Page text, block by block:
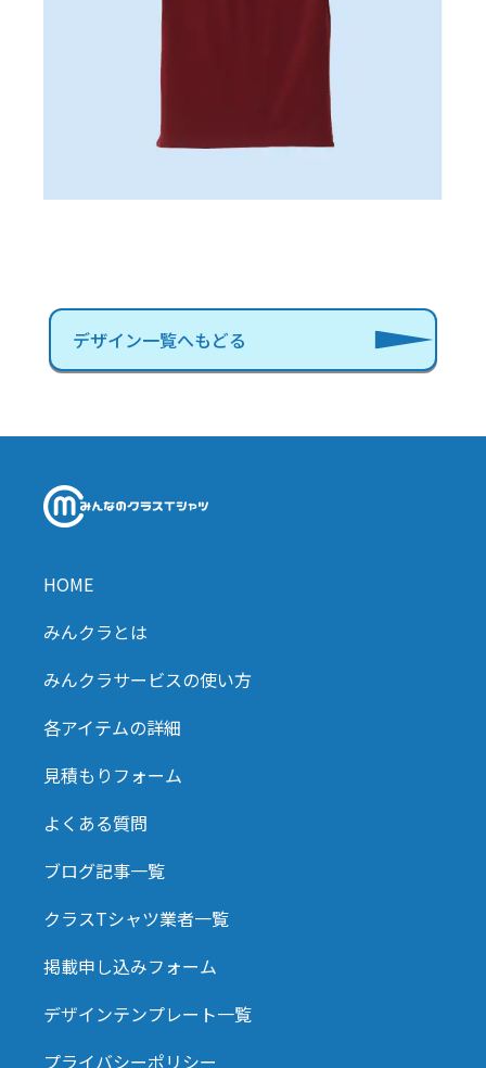
デザイン一覧へもどる
HOME
みんクラとは
みんクラサービスの使い方
各アイテムの詳細
見積もりフォーム
よくある質問
ブログ記事一覧
クラスTシャツ業者一覧
掲載申し込みフォーム
デザインテンプレート一覧
プライバシーポリシー